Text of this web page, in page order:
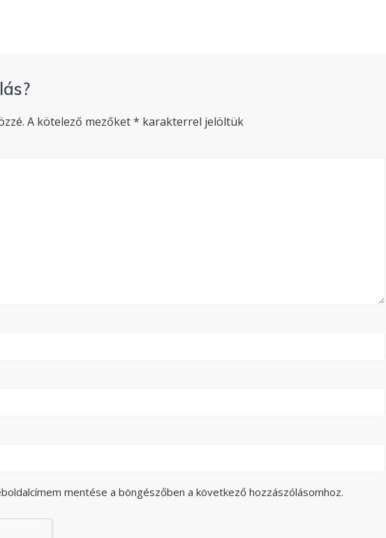
A kötelező mezőket* karakterrel jelöltük
mentése a böngészőben a következő hozzászólásomhoz.